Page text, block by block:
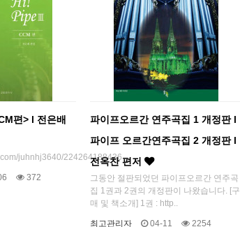
편> l 전은배
juhnhj3640/224264188436
372
파이프오르간 연주곡집 1 개정판 l
파이프 오르간연주곡집 2 개정판 l
전옥찬 편저
그동안 절판되었던 파이프오르간 연주곡
집 1권과 2권의 개정판이 나왔습니다. [구
매 및 책소개] 1권 : http..
최고관리자 04-11 2254